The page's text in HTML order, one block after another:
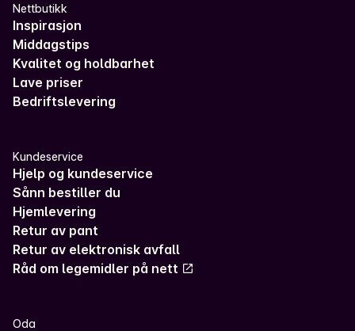
Nettbutikk
Inspirasjon
Middagstips
Kvalitet og holdbarhet
Lave priser
Bedriftslevering
Kundeservice
Hjelp og kundeservice
Sånn bestiller du
Hjemlevering
Retur av pant
Retur av elektronisk avfall
Råd om legemidler på nett
Oda